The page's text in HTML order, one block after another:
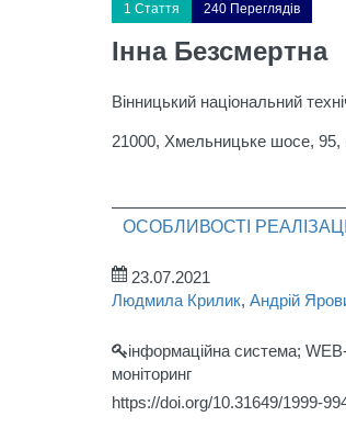
1 Стаття 240 Переглядів
Інна Безсмертна
Вінницький національний
21000, Хмельницьке шосе, 95,
ОСОБЛИВОСТІ
23.07.2021
Людмила Крилик, Андрій
інформаційна система;
моніторинг
https://doi.org/10.31649/1999-